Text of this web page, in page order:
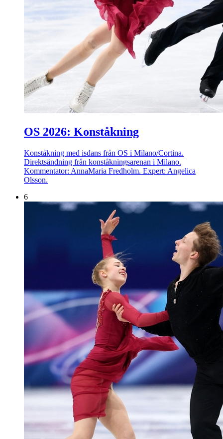
OS 2026: Konståkning
Konståkning med isdans från OS i Milano/Cortina.
Direktsändning från konståkningsarenan i Milano.
Kommentator: AnnaMaria Fredholm. Expert: Angelica
Olsson.
6